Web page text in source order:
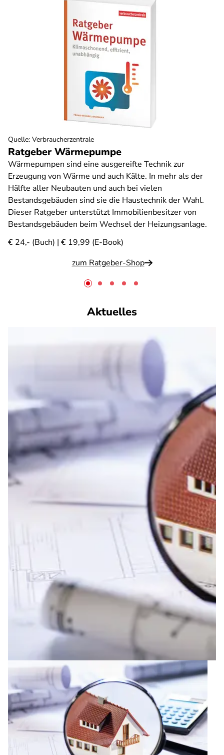
Ratgeber Wärmepumpe
Wärmepumpen sind eine ausgereifte Technik zur
Erzeugung von Wärme und auch Kälte. In mehr als der
Hälfte aller Neubauten und auch bei vielen
Bestandsgebäuden sind sie die Haustechnik der Wahl.
Dieser Ratgeber unterstützt Immobilienbesitzer von
Bestandsgebäuden beim Wechsel der Heizungsanlage.
€ 24,- (Buch) | € 19,99 (E-Book)
zum Ratgeber-Shop
Quelle: Verbraucherzentrale
Aktuelles